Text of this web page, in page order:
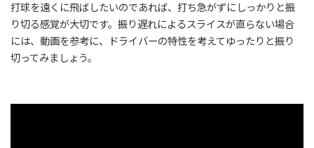
打球を遠くに飛ばしたいのであれば、打ち急がずにしっかりと振
り切る感覚が大切です。振り遅れによるスライスが直らない場合
には、動画を参考に、ドライバーの特性を考えてゆったりと振り
切ってみましょう。